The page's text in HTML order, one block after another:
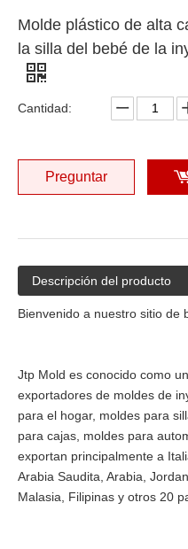
Molde plástico de alta
la silla del bebé de la
Cantidad:
Preguntar
Descripción del producto
Bienvenido a nuestro sitio de
Jtp Mold es conocido como
exportadores de moldes de
para el hogar, moldes para
para cajas, moldes para
exportan principalmente a
Arabia Saudita, Arabia,
Malasia, Filipinas y otros 20